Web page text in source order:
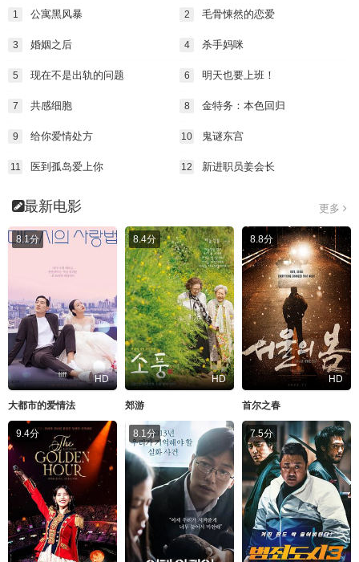
1 公寓黑风暴 2 毛骨悚然的恋爱
3 婚姻之后 4 杀手妈咪
5 现在不是出轨的问题 6 明天也要上班！
7 共感细胞 8 金特务：本色回归
9 给你爱情处方 10 鬼谜东宫
11 医到孤岛爱上你 12 新进职员姜会长
最新电影 更多
8.1分
HD
大都市的爱情法
8.4分
HD
郊游
8.8分
HD
首尔之春
9.4分 8.1分 7.5分